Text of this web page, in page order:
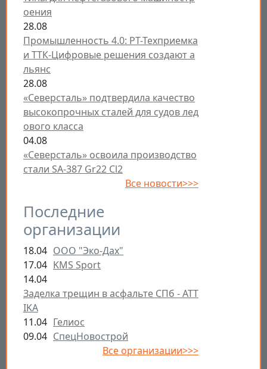
оения
28.08
Промышленность 4.0: РТ-Техприемка
и ТТК-Цифровые решения создают а
льянс
28.08
«Северсталь» подтвердила качество
высокопрочных сталей для судов лед
ового класса
04.08
«Северсталь» освоила производство
стали SA-387 Gr22 Cl2
Все новости>>>
Последние
организации
18.04 ООО "Эко-Дах"
17.04 KMS Sport
14.04
Заделка трещин в асфальте СПб - ATT
IKA
11.04 Гелиос
09.04 СпецНовострой
Все организации>>>